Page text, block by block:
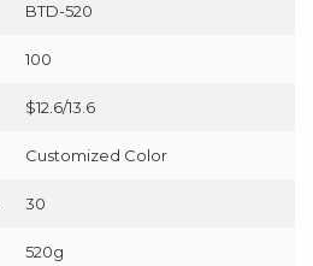
BTD-520
100
$12.6/13.6
Customized Color
30
520g